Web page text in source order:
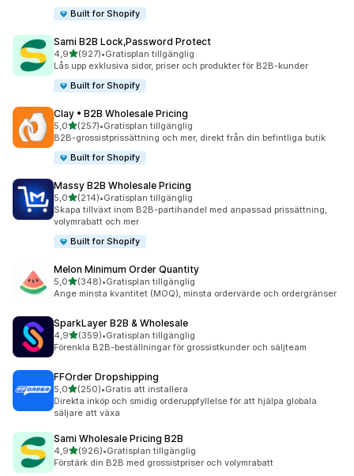
Built for Shopify
Sami B2B Lock,Password Protect
4,9av 5 stjärnor
(927)
927 recensioner totalt
•Gratisplan tillgänglig
Lås upp exklusiva sidor, priser och produkter för B2B-kunder
Built for Shopify
Clay • B2B Wholesale Pricing
5,0av 5 stjärnor
(257)
257 recensioner totalt
•Gratisplan tillgänglig
B2B-grossistprissättning och mer, direkt från din befintliga butik
Built for Shopify
Massy B2B Wholesale Pricing
5,0av 5 stjärnor
(214)
214 recensioner totalt
•Gratisplan tillgänglig
Skapa tillväxt inom B2B-partihandel med anpassad prissättning,
volymrabatt och mer
Built for Shopify
Melon Minimum Order Quantity
5,0av 5 stjärnor
(348)
348 recensioner totalt
•Gratisplan tillgänglig
Ange minsta kvantitet (MOQ), minsta ordervärde och ordergränser
SparkLayer B2B & Wholesale
4,9av 5 stjärnor
(359)
359 recensioner totalt
•Gratisplan tillgänglig
Förenkla B2B-beställningar för grossistkunder och säljteam
FFOrder Dropshipping
5,0av 5 stjärnor
(250)
250 recensioner totalt
•Gratis att installera
Direkta inköp och smidig orderuppfyllelse för att hjälpa globala
säljare att växa
Sami Wholesale Pricing B2B
4,9av 5 stjärnor
(926)
926 recensioner totalt
•Gratisplan tillgänglig
Förstärk din B2B med grossistpriser och volymrabatt